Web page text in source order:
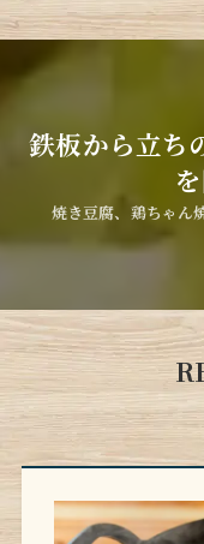
鉄板から立ち
焼き豆腐、鶏ちゃん